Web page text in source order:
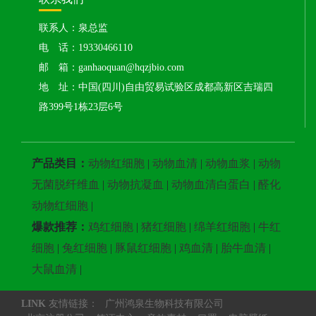
联系人：泉总监
电 话：19330466110
邮 箱：ganhaoquan@hqzjbio.com
地 址：中国(四川)自由贸易试验区成都高新区吉瑞四
路399号1栋23层6号
产品类目： 动物红细胞 | 动物血清 | 动物血浆 | 动物
无菌脱纤维血 | 动物抗凝血 | 动物血清白蛋白 | 醛化
动物红细胞 |
爆款推荐： 鸡红细胞 | 猪红细胞 | 绵羊红细胞 | 牛红
细胞 | 兔红细胞 | 豚鼠红细胞 | 鸡血清 | 胎牛血清 |
大鼠血清 |
LINK 友情链接：
广州鸿泉生物科技有限公司